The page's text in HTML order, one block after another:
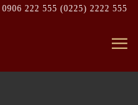
0906 222 555 (0225) 2222 555